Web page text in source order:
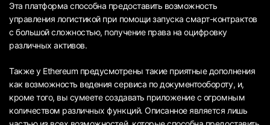
Эта платформа способна предоставить возможность
управления логистикой при помощи запуска смарт-контрактов
с большой сложностью, получение права на оцифровку
различных активов.
Также у Ethereum предусмотрены такие приятные дополнения
как возможность ведения сервиса по документообороту, и,
кроме того, вы сумеете создавать приложение с огромным
количеством различных функций. Описанное является лишь